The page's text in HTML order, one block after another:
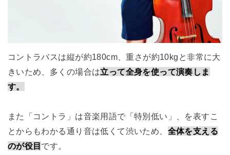
コントラバスは縦が約180cm、重さが約10kgと非常に大
きいため、多くの場合は立って全身を使って演奏しま
す。
また「コントラ」は音楽用語で「特別低い」、を表すこ
とからもわかる通り音は低くて渋いため、 全体を支える
のが役目です。